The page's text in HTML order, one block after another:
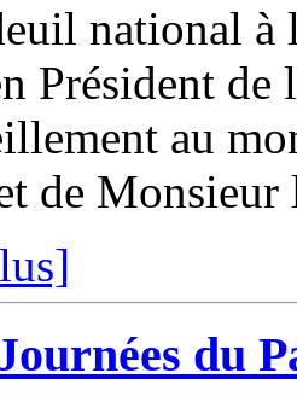
national à
Président
au
de Monsieur
du